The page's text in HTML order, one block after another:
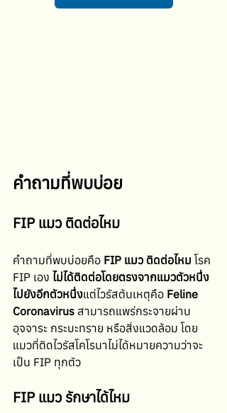
คำถามที่พบบ่อย
FIP แมว ติดต่อไหม
คำถามที่พบบ่อยคือ FIP แมว ติดต่อไหม โรค
FIP เอง ไม่ได้ติดต่อโดยตรงจากแมวตัวหนึ่ง
ไปยังอีกตัวหนึ่งแต่ไวรัสต้นเหตุคือ Feline
Coronavirus สามารถแพร่กระจายผ่าน
อุจจาระ กระบะทราย หรือสิ่งแวดล้อม โดย
แมวที่ติดไวรัสโคโรนาไม่ได้หมายความว่าจะ
เป็น FIP ทุกตัว
FIP แมว รักษาได้ไหม